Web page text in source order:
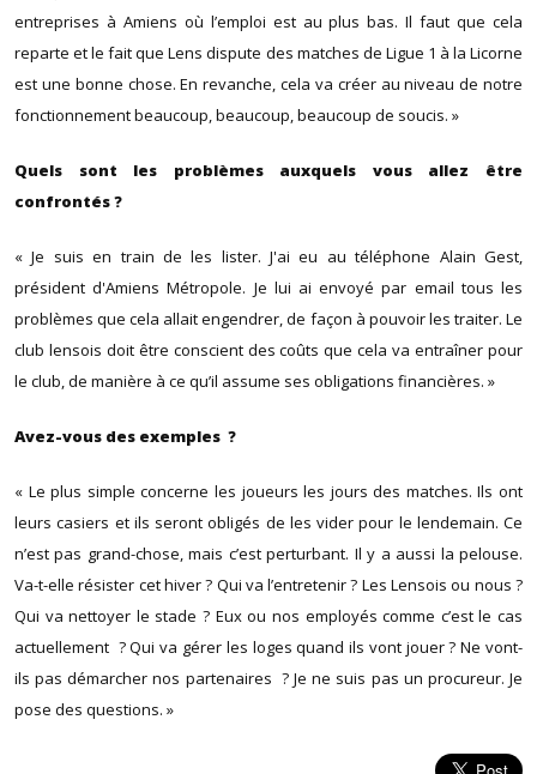
entreprises à Amiens où l’emploi est au plus bas. Il faut que cela
reparte et le fait que Lens dispute des matches de Ligue 1 à la Licorne
est une bonne chose. En revanche, cela va créer au niveau de notre
fonctionnement beaucoup, beaucoup, beaucoup de soucis. »
Quels sont les problèmes auxquels vous allez être
confrontés ?
« Je suis en train de les lister. J'ai eu au téléphone Alain Gest,
président d'Amiens Métropole. Je lui ai envoyé par email tous les
problèmes que cela allait engendrer, de façon à pouvoir les traiter. Le
club lensois doit être conscient des coûts que cela va entraîner pour
le club, de manière à ce qu’il assume ses obligations financières. »
Avez-vous des exemples ?
« Le plus simple concerne les joueurs les jours des matches. Ils ont
leurs casiers et ils seront obligés de les vider pour le lendemain. Ce
n’est pas grand-chose, mais c’est perturbant. Il y a aussi la pelouse.
Va-t-elle résister cet hiver ? Qui va l’entretenir ? Les Lensois ou nous ?
Qui va nettoyer le stade ? Eux ou nos employés comme c’est le cas
actuellement ? Qui va gérer les loges quand ils vont jouer ? Ne vont-
ils pas démarcher nos partenaires ? Je ne suis pas un procureur. Je
pose des questions. »